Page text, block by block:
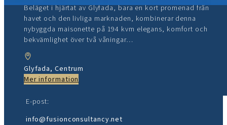
Beläget i hjärtat av Glyfada, bara en kort promenad från
havet och den livliga marknaden, kombinerar denna
nybyggda maisonette på 194 kvm elegans, komfort och
bekvämlighet över två våningar…
Glyfada, Centrum
Mer information
Kontaktinformation
Telefon / Vad händer / Viber:
+30 69 4775 0377
E-post:
info@fusionconsultancy.net